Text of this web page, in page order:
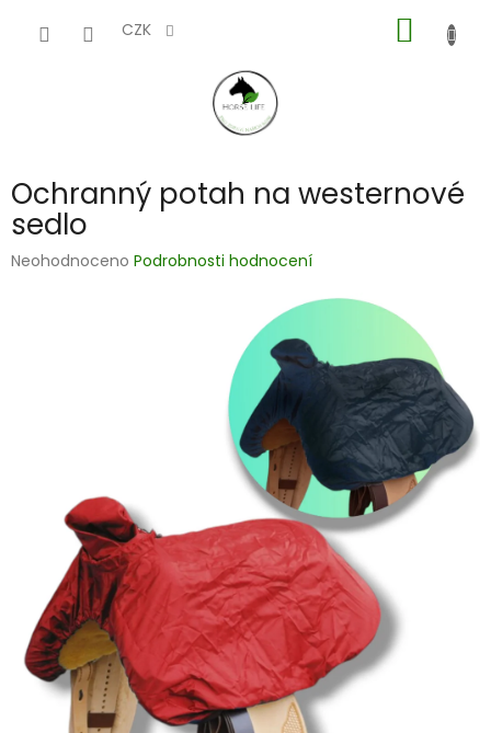
CZK
KOŠÍK
Ochranný potah na westernové
sedlo
Průměrné
Neohodnoceno Podrobnosti hodnocení